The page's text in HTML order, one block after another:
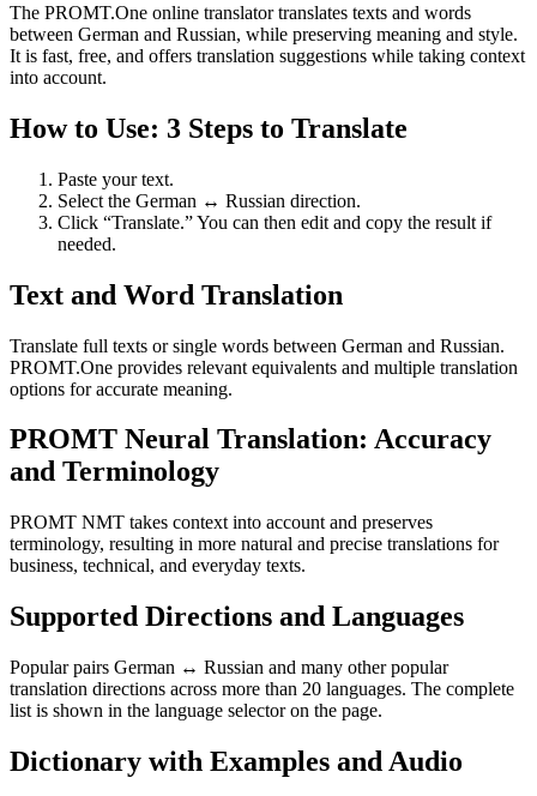
The PROMT.One online translator translates texts and words
between German and Russian, while preserving meaning and style.
It is fast, free, and offers translation suggestions while taking context
into account.
How to Use: 3 Steps to Translate
Paste your text.
Select the German ↔ Russian direction.
Click “Translate.” You can then edit and copy the result if
needed.
Text and Word Translation
Translate full texts or single words between German and Russian.
PROMT.One provides relevant equivalents and multiple translation
options for accurate meaning.
PROMT Neural Translation: Accuracy
and Terminology
PROMT NMT takes context into account and preserves
terminology, resulting in more natural and precise translations for
business, technical, and everyday texts.
Supported Directions and Languages
Popular pairs German ↔ Russian and many other popular
translation directions across more than 20 languages. The complete
list is shown in the language selector on the page.
Dictionary with Examples and Audio